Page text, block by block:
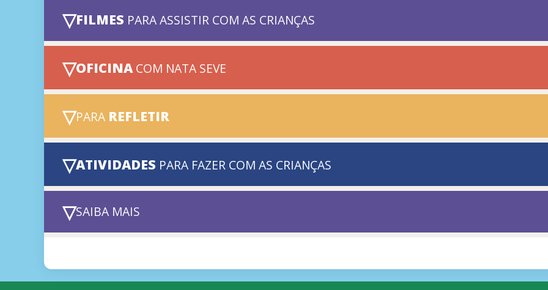
▽FILMES PARA ASSISTIR COM AS CRIANÇAS
▽OFICINACOM NATA SEVE
▽PARA REFLETIR
▽ATIVIDADES PARA FAZER COM AS CRIANÇAS
▽SAIBA MAIS